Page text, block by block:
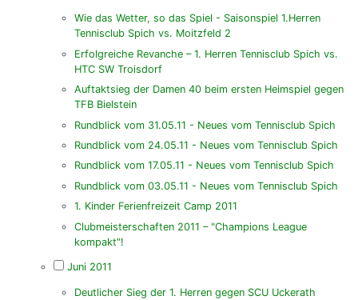
Wie das Wetter, so das Spiel - Saisonspiel 1.Herren
Tennisclub Spich vs. Moitzfeld 2
Erfolgreiche Revanche – 1. Herren Tennisclub Spich vs.
HTC SW Troisdorf
Auftaktsieg der Damen 40 beim ersten Heimspiel gegen
TFB Bielstein
Rundblick vom 31.05.11 - Neues vom Tennisclub Spich
Rundblick vom 24.05.11 - Neues vom Tennisclub Spich
Rundblick vom 17.05.11 - Neues vom Tennisclub Spich
Rundblick vom 03.05.11 - Neues vom Tennisclub Spich
1. Kinder Ferienfreizeit Camp 2011
Clubmeisterschaften 2011 – "Champions League
kompakt"!
Juni 2011
Deutlicher Sieg der 1. Herren gegen SCU Uckerath